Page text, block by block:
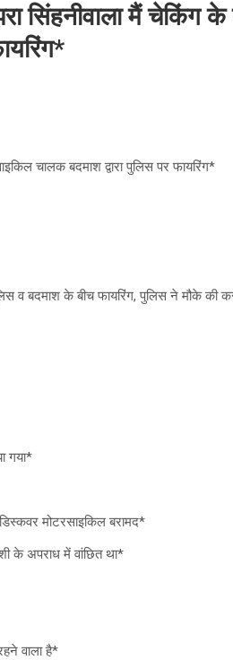
सिंहनीवाला मैं चेकिंग के
चालक बदमाश द्वारा पुलिस पर फायरिंग*
व बदमाश के बीच फायरिंग, पुलिस ने मौके की
गया*
मोटरसाइकिल बरामद*
के अपराध में वांछित था*
वाला है*